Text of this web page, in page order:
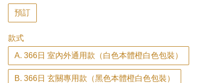
預訂
款式
A. 366日 室內外通用款（白色本體橙白色包裝）
B. 366日 玄關專用款（黑色本體橙白色包裝）